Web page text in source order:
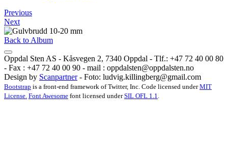
Previous
Next
Back to Album
Oppdal Sten AS - Kåsvegen 2, 7340 Oppdal - Tlf.: +47 72 40 00 80
- Fax : +47 72 40 00 90 - mail : oppdalsten@oppdalsten.no
Design by Scanpartner- Foto: ludvig.killingberg@gmail.com
Bootstrap is a front-end framework of Twitter, Inc. Code licensed underMIT
License. Font Awesome font licensed underSIL OFL 1.1.